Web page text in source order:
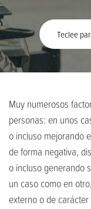
Muy numerosos
personas: en unos
o incluso mejorando
de forma negativa,
o incluso generando
un caso como en
externo o de